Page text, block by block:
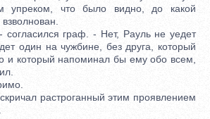
упреком, что было видно, до какой
граф. - Нет, Рауль не уедет
один на чужбине, без друга, который
и который напоминал бы ему обо всем,
растроганный этим проявлением